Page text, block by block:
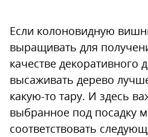
Если колоновидную
выращивать для
качестве декоративного
высаживать дерево
какую-то тару. И здесь
выбранное под посадку
соответствовать